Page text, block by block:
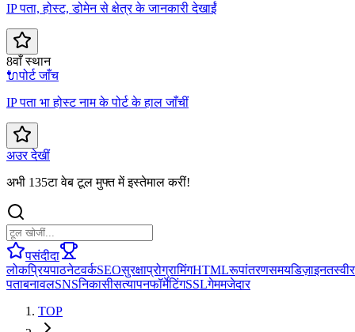
IP पता, होस्ट, डोमेन से क्षेत्र के जानकारी देखाईं
8वाँ स्थान
🔌पोर्ट जाँच
IP पता भा होस्ट नाम के पोर्ट के हाल जाँचीं
अउर देखीं
अभी 135टा वेब टूल मुफ्त में इस्तेमाल करीं!
पसंदीदा
लोकप्रियपाठनेटवर्कSEOसुरक्षाप्रोग्रामिंगHTMLरूपांतरणसमयडिज़ाइनतस्वीर
पताबनावलSNSनिकासीसत्यापनफॉर्मेटिंगSSLगेममजेदार
TOP